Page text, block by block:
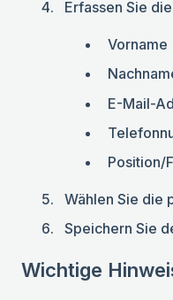
Erfassen Sie
Vorname
E-Mail-
Position/
Wählen Sie die
Speichern Sie
Wichtige